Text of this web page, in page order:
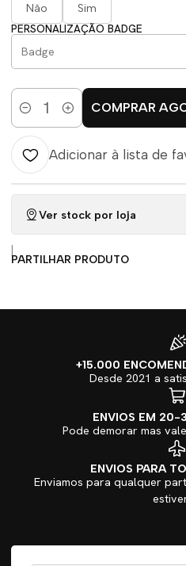
Não
Sim
PERSONALIZAÇÃO BADGE
Quantidade
COMPRAR
Adicionar à lista de
Ver stock por loja
|
PARTILHAR PRODUTO
+15.000
Desde 2021 a
ENVIOS EM 20-
Pode demorar mas
ENVIOS PARA
Enviamos para qualquer